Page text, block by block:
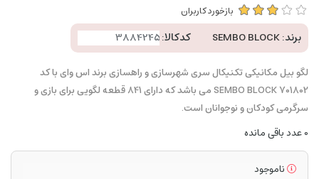
بازخورد کاربران
برند:SEMBO BLOCK کدکالا:
لگو بیل مکانیکی تکنیکال سری شهرسازی و راهسازی برند اس وای با کد
SEMBO BLOCK 701802 می باشد که دارای 841 قطعه لگویی برای بازی و
سرگرمی کودکان و نوجوانان است.
0عدد باقی مانده
ناموجود